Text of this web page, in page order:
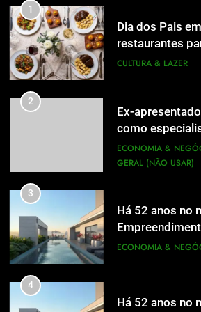
1
Ex-
como
3
1
Dia dos Pais
restaurantes
em família
CULTURA & LAZER
2
Ex-
como
mídia
ECONOMIA &
GERAL (NÃO USAR)
3
Há 52 anos no
do Cota 365 e
ECONOMIA &
4
Há 52 anos no